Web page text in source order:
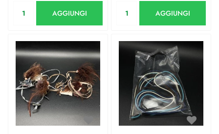
AGGIUNGI AGGIUNGI